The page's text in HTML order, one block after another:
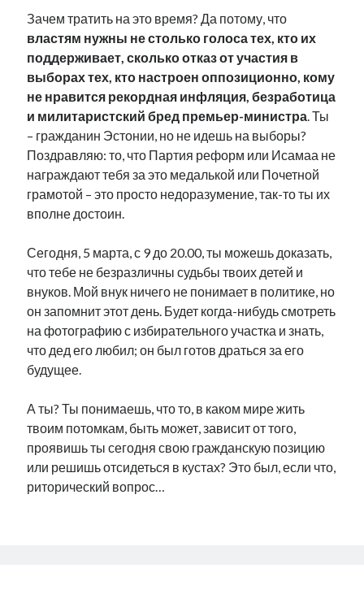
Зачем тратить на это время? Да потому, что
властям нужны не столько голоса тех, кто их
поддерживает, сколько отказ от участия в
выборах тех, кто настроен оппозиционно, кому
не нравится рекордная инфляция, безработица
и милитаристский бред премьер-министра . Ты
– гражданин Эстонии, но не идешь на выборы?
Поздравляю: то, что Партия реформ или Исамаа не
награждают тебя за это медалькой или Почетной
грамотой – это просто недоразумение, так-то ты их
вполне достоин.
Сегодня, 5 марта, с 9 до 20.00, ты можешь доказать,
что тебе не безразличны судьбы твоих детей и
внуков. Мой внук ничего не понимает в политике, но
он запомнит этот день. Будет когда-нибудь смотреть
на фотографию с избирательного участка и знать,
что дед его любил; он был готов драться за его
будущее.
А ты? Ты понимаешь, что то, в каком мире жить
твоим потомкам, быть может, зависит от того,
проявишь ты сегодня свою гражданскую позицию
или решишь отсидеться в кустах? Это был, если что,
риторический вопрос…